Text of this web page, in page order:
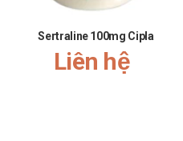
hoặc đang cho con bú
thai và cho con bú.
Sertraline 100mg Cipla
Liên hệ